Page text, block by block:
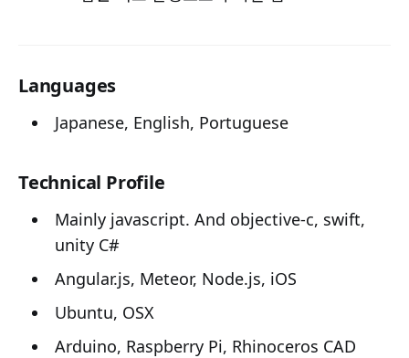
Languages
Japanese, English, Portuguese
Technical Profile
Mainly javascript. And objective-c, swift,
unity C#
Angular.js, Meteor, Node.js, iOS
Ubuntu, OSX
Arduino, Raspberry Pi, Rhinoceros CAD